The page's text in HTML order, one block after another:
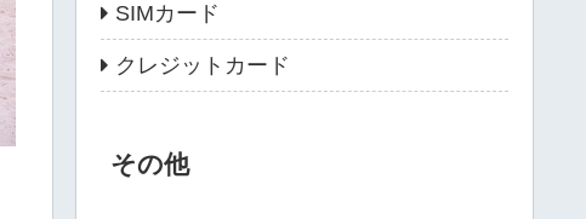
SIMカード
クレジットカード
その他